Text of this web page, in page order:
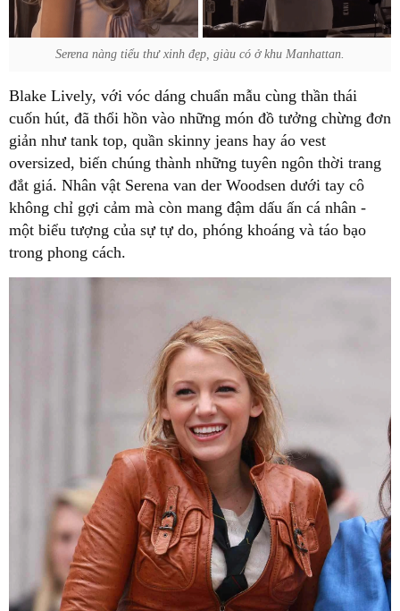
Serena nàng tiểu thư xinh đẹp, giàu có ở khu Manhattan.
Blake Lively, với vóc dáng chuẩn mẫu cùng thần thái
cuốn hút, đã thổi hồn vào những món đồ tưởng chừng đơn
giản như tank top, quần skinny jeans hay áo vest
oversized, biến chúng thành những tuyên ngôn thời trang
đắt giá. Nhân vật Serena van der Woodsen dưới tay cô
không chỉ gợi cảm mà còn mang đậm dấu ấn cá nhân -
một biểu tượng của sự tự do, phóng khoáng và táo bạo
trong phong cách.